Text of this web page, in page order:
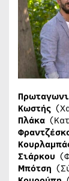
Κωστής
Πλάκα
Σιάρκου
Μπότση